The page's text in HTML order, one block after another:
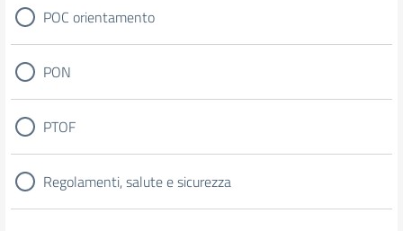
POC orientamento
PON
PTOF
Regolamenti, salute e sicurezza